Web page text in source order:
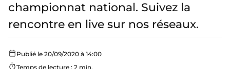
championnat national. Suivez la
rencontre en live sur nos réseaux.
Publié le 20/09/2020 à 14:00
Temps de lecture : 2 min.